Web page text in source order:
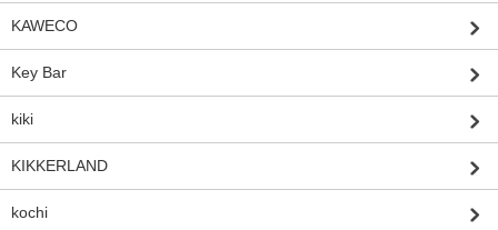
KAWECO
Key Bar
kiki
KIKKERLAND
kochi